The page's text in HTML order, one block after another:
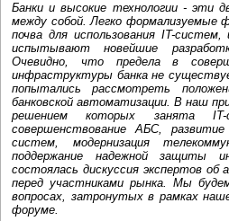
Банки и высокие технологии - эти
между собой. Легко формализуемые
почва для использования IT-
испытывают новейшие
Очевидно, что предела в
инфраструктуры банка не
попытались рассмотреть
банковской автоматизации. В наш
решением которых занята IT-
совершенствование АБС,
систем, модернизация
поддержание надежной защиты
состоялась дискуссия экспертов
перед участниками рынка. Мы
вопросах, затронутых в рамках
форуме.